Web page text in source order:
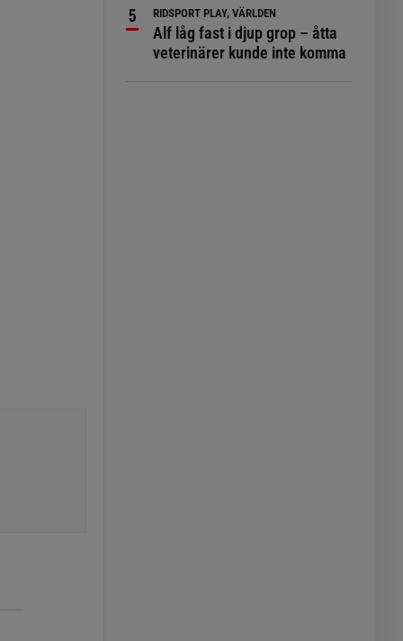
RIDSPORT PLAY, VÄRLDEN
Alf låg fast i djup grop – åtta
veterinärer kunde inte komma